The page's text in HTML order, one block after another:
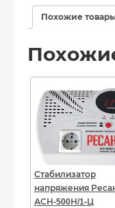
Похожие
Стабилизатор
напряжения
АСН-500Н/1-Ц